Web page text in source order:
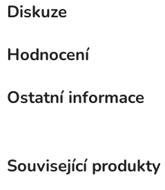
Diskuze
Hodnocení
Ostatní informace
Související produkty